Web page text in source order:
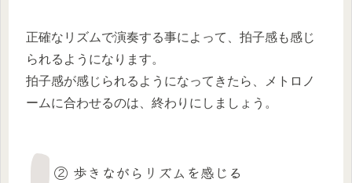
正確なリズムで演奏する事によって、拍子感も感じ
られるようになります。
拍子感が感じられるようになってきたら、メトロノ
ームに合わせるのは、終わりにしましょう。
② 歩きながらリズムを感じる